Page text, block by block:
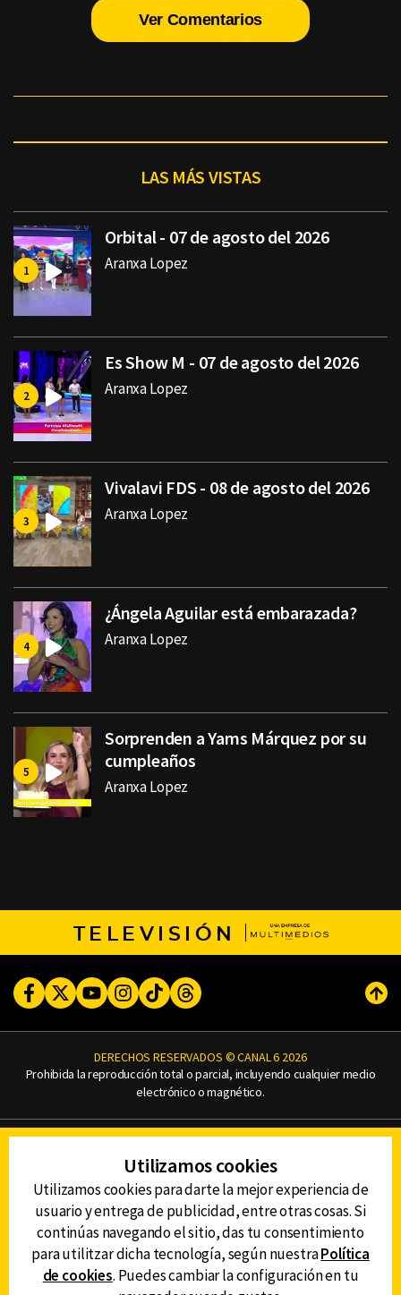
Ver Comentarios
LAS MÁS VISTAS
Orbital - 07 de agosto del 2026
Aranxa Lopez
Es Show M - 07 de agosto del 2026
Aranxa Lopez
Vivalavi FDS - 08 de agosto del 2026
Aranxa Lopez
¿Ángela Aguilar está embarazada?
Aranxa Lopez
Sorprenden a Yams Márquez por su
cumpleaños
Aranxa Lopez
TELEVISIÓN
FacebookTwitterYoutubeInstagram
TikTokThreads
DERECHOS RESERVADOS © CANAL 6 2026
Prohibida la reproducción total o parcial, incluyendo cualquier medio
electrónico o magnético.
AVISO DE PRIVACIDAD
AVISO LEGAL
DEFENSORÍA DE LAS AUDIENCIAS
DESCARGA LA APP DE CANAL 6
Utilizamos cookies
Utilizamos cookies para darte la mejor experiencia de
usuario y entrega de publicidad, entre otras cosas. Si
continúas navegando el sitio, das tu consentimiento
para utilitzar dicha tecnología, según nuestraPolítica
de cookies. Puedes cambiar la configuración en tu